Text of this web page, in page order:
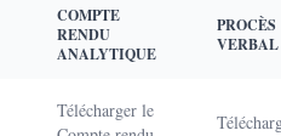
COMPTE
RENDU
ANALYTIQUE
PROCÈS
VERBAL
Télécharger le